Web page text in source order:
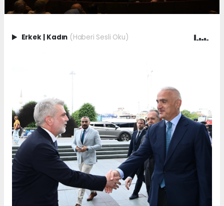
Erkek | Kadın (Haberi Sesli Oku)